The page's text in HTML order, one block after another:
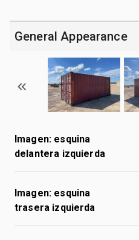
General Appearance
Imagen: esquina
delantera izquierda
Imagen: esquina
trasera izquierda